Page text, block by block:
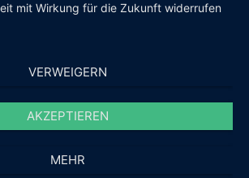
mit Wirkung für die Zukunft widerrufen
VERWEIGERN
AKZEPTIEREN
MEHR